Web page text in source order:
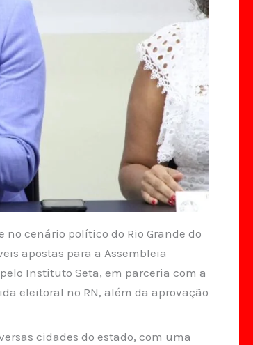
no cenário político do Rio Grande do
apostas para a Assembleia
Instituto Seta, em parceria com a
eleitoral no RN, além da aprovação
cidades do estado, com uma